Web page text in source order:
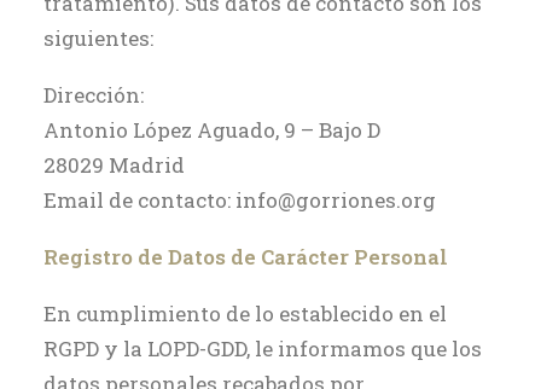
siguientes:
Dirección:
Antonio López Aguado, 9 – Bajo D
28029 Madrid
Email de contacto: info@gorriones.org
Registro de Datos de Carácter Personal
En cumplimiento de lo establecido en el
RGPD y la LOPD-GDD, le informamos que los